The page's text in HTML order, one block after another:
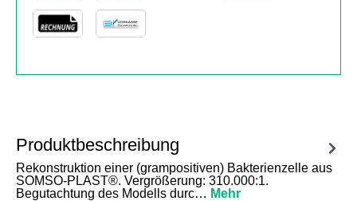
Produktbeschreibung
Rekonstruktion einer (grampositiven) Bakterienzelle aus
SOMSO-PLAST®. Vergrößerung: 310.000:1.
Begutachtung des Modells durc… Mehr